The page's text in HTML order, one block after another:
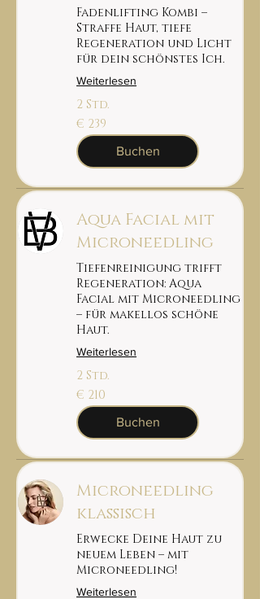
Fadenlifting Kombi –
Straffe Haut, tiefe
Regeneration und Licht
für dein schönstes Ich.
Weiterlesen
2 Std.
239
euro
€ 239
Buchen
Aqua Facial mit
Microneedling
Tiefenreinigung trifft
Regeneration: Aqua
Facial mit Microneedling
– für makellos schöne
Haut.
Weiterlesen
2 Std.
210
euro
€ 210
Buchen
Microneedling
klassisch
Erwecke Deine Haut zu
neuem Leben – mit
Microneedling!
Weiterlesen